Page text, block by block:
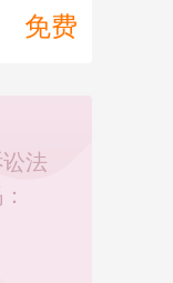
免费
法